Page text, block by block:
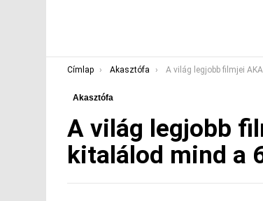
You are here:
Címlap Akasztófa A világ legjobb filmjei
Akasztófa
A világ legjobb
kitalálod mind a